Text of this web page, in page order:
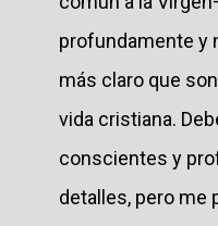
profundamente y
más claro que
vida cristiana.
conscientes y
detalles, pero me